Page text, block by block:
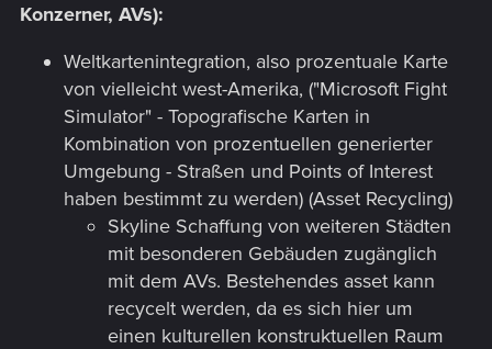
Konzerner, AVs):
Weltkartenintegration, also prozentuale Karte
von vielleicht west-Amerika, ("Microsoft Fight
Simulator" - Topografische Karten in
Kombination von prozentuellen generierter
Umgebung - Straßen und Points of Interest
haben bestimmt zu werden) (Asset Recycling)
Skyline Schaffung von weiteren Städten
mit besonderen Gebäuden zugänglich
mit dem AVs. Bestehendes asset kann
recycelt werden, da es sich hier um
einen kulturellen konstruktuellen Raum